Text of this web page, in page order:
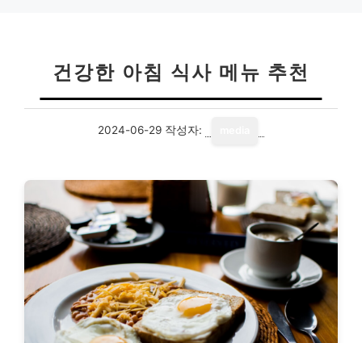
건강한 아침 식사 메뉴 추천
2024-06-29 작성자: